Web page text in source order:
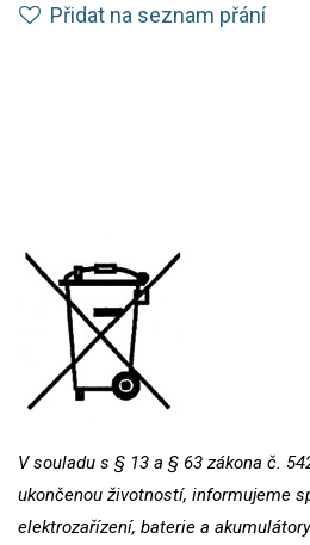
Přidat na seznam přání
V souladu s § 13 a § 63 zákona č.
ukončenou životností, informujeme
elektrozařízení, baterie a